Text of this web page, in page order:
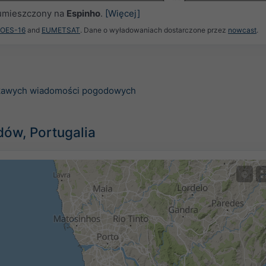
na Espinho. [Więcej]
16 and EUMETSAT. Dane o wyładowaniach dostarczone przez nowcast.
wiadomości pogodowych
Portugalia
©